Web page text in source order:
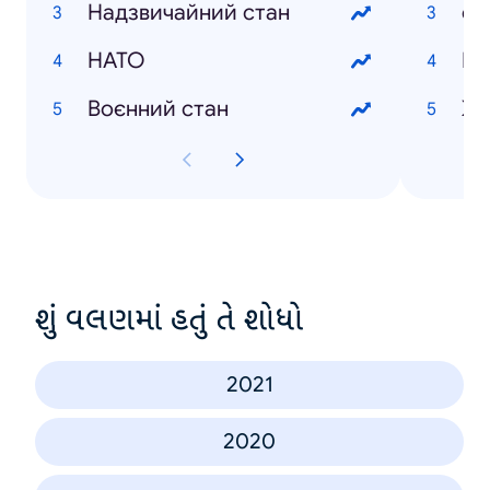
Надзвичайний стан
НАТО
Воєнний стан
શું વલણમાં હતું તે શોધો
2021
2020